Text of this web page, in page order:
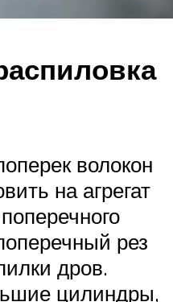
волокон
на агрегат
рез
дров.
цилиндры,